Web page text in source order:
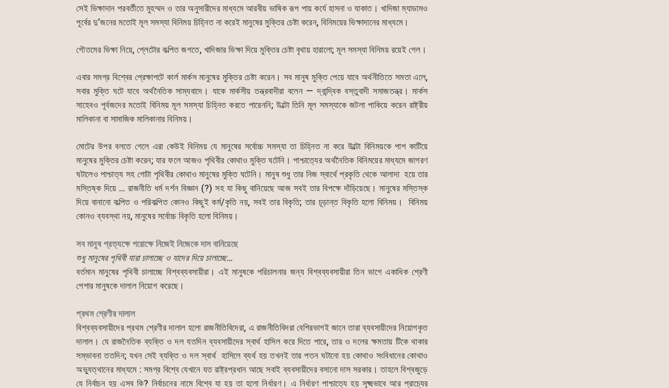
সেই ভিক্ষাদান পরবর্তীতে মুহম্মদ ও তার অনুসারীদের মাধ্যমে আরবীয় ভাষিক রূপ পায় কর্যে হাসনা ও যাকাত। খাদিজা ম্যাডামও
পূর্বের দু’জনের মতোই মূল সমস্যা বিনিময় চিহ্নিত না করেই মানুষের মুক্তির চেষ্টা করেন, বিনিময়ের ভিক্ষাদানের মাধ্যমে।
গৌতমের ভিক্ষা নিয়ে, প্লেটোর কল্পিত জগতে, খাদিজার ভিক্ষা দিয়ে মুক্তির চেষ্টা বৃথায় হারালো; মূল সমস্যা বিনিময় রয়েই গেল।
এবার সমগ্র বিশ্বের প্রেক্ষাপটে কার্ল মার্কস মানুষের মুক্তির চেষ্টা করেন। সব মানুষ মুক্তি পেয়ে যাবে অর্থনীতিতে সমতা এলে,
সবার মুক্তি ঘটে যাবে অর্থনৈতিক সাম্যবাদে। যাকে মার্কসীয় তন্ত্রবাদীরা বলেন — দ্বান্দ্বিক বস্তুবাদী সমাজতন্ত্র। মার্কস
সাহেবও পূর্বজদের মতোই বিনিময় মূল সমস্যা চিহ্নিত করতে পারেননি; উল্টো তিনি মূল সমস্যাকে জটলা পাকিয়ে করেন রাষ্ট্রীয়
মালিকানা বা সামাজিক মালিকানার বিনিময়।
মোটের উপর বলতে গেলে এরা কেউই বিনিময় যে মানুষের সর্বোচ্চ সমস্যা তা চিহ্নিত না করে উল্টো বিনিময়কে পাশ কাটিয়ে
মানুষের মুক্তির চেষ্টা করেন; যার ফলে আজও পৃথিবীর কোথাও মুক্তি ঘটেনি। পাশ্চাত্যের অর্থনৈতিক বিনিময়ের মাধ্যমে জাগরণ
ঘটালেও পাশ্চাত্য সহ গোটা পৃথিবীর কোথাও মানুষের মুক্তি ঘটেনি। মানুষ শুধু তার নিজ স্বার্থে প্রকৃতি থেকে আলাদা হয়ে তার
মস্তিষ্ক দিয়ে … রাজনীতি ধর্ম দর্শন বিজ্ঞান (?) সহ যা কিছু বানিয়েছে আজ সবই তার বিপক্ষে দাঁড়িয়েছে। মানুষের মস্তিস্ক
দিয়ে বানানো কল্পিত ও পরিকল্পিত কোনও কিছুই কর্ম/কৃতি নয়, সবই তার বিকৃতি; তার চূড়ান্ত বিকৃতি হলো বিনিময়। বিনিময়
কোনও ব্যবস্থা নয়, মানুষের সর্বোচ্চ বিকৃতি হলো বিনিময়।
.
সব মানুষ প্রত্যক্ষে পরোক্ষে নিজেই নিজেকে দাস বানিয়েছে
শুধু মানুষের পৃথিবী যারা চালাচ্ছে ও যাদের দিয়ে চালাচ্ছে…
বর্তমান মানুষের পৃথিবী চালাচ্ছে বিশ্বব্যবসায়ীরা। এই মানুষকে পরিচালনার জন্য বিশ্বব্যবসায়ীরা তিন ভাগে একাধিক শ্রেণী
পেশার মানুষকে দালাল নিয়োগ করেছে।
.
প্রথম শ্রেণীর দালাল
বিশ্বব্যবসায়ীদের প্রথম শ্রেণীর দালাল হলো রাজনীতিবিদেরা, এ রাজনীতিবিদরা বেশিরভাগই জানে তারা ব্যবসায়ীদের নিয়োগকৃত
দালাল। যে রাজনৈতিক ব্যক্তি ও দল যতদিন ব্যবসায়ীদের স্বার্থ হাসিল করে দিতে পারে, তার ও দলের ক্ষমতায় টিকে থাকার
সম্ভাবনা ততদিন; যখন সেই ব্যক্তি ও দল স্বার্থ হাসিলে ব্যর্থ হয় তখনই তার পতন ঘটানো হয় কোথাও সংবিধানের কোথাও
অভ্যুত্থানের মাধ্যমে : সমগ্র বিশ্বে যেখানে যত রাষ্ট্রপ্রধান আছে সবাই ব্যবসায়ীদের বসানো দাস সরকার। তাহলে বিশ্বজুড়ে
যে নির্বাচন হয় এসব কি? নির্বাচনের নামে বিশ্বে যা হয় তা হলো নির্ধারণ। এ নির্ধারণ পাশ্চাত্যে হয় সূক্ষ্মভাবে আর প্রাচ্যের